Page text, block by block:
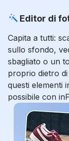
Editor di
Capita a tutti:
sullo sfondo,
sbagliato o un
proprio dietro
questi elementi
possibile con